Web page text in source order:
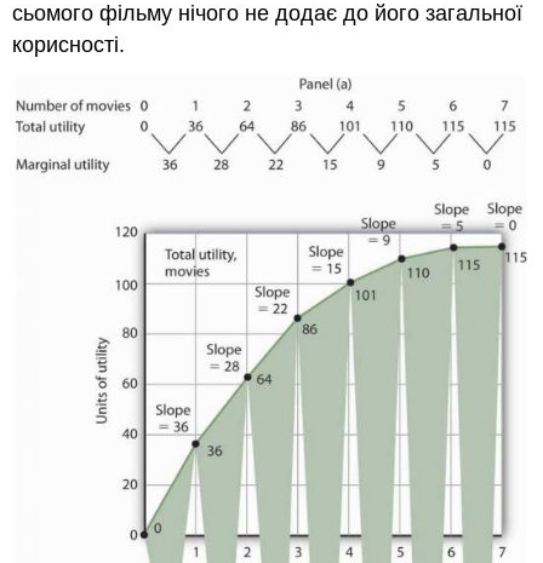
сьомого фільму нічого не додає до його загальної
корисності.